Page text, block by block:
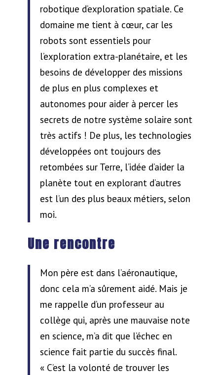
robotique d’exploration spatiale. Ce
domaine me tient à cœur, car les
robots sont essentiels pour
l’exploration extra-planétaire, et les
besoins de développer des missions
de plus en plus complexes et
autonomes pour aider à percer les
secrets de notre système solaire sont
très actifs ! De plus, les technologies
développées ont toujours des
retombées sur Terre, l’idée d’aider la
planète tout en explorant d’autres
est l’un des plus beaux métiers, selon
moi.
Une rencontre
Mon père est dans l’aéronautique,
donc cela m’a sûrement aidé. Mais je
me rappelle d’un professeur au
collège qui, après une mauvaise note
en science, m’a dit que l’échec en
science fait partie du succès final.
« C’est la volonté de trouver les